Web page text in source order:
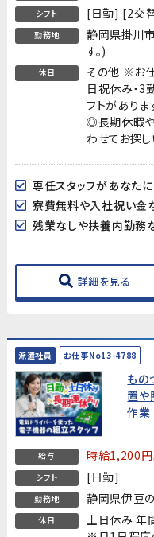
シフト [日勤] [2交
勤務地
静岡県掛川
す。)
休日
その他 ※お
日祝休み・3
フトがあり
◎長期休暇
わせてお探
専任スタッフがあなた
残業なしや扶養内勤務
詳細を見る
派遣社員 お仕事No13-4788
もの
置や
作業
給与 時給1,200
シフト [日勤]
勤務地 静岡県伊豆
休日
土日休み 年